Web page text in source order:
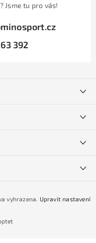
Jsme tu pro vás!
392
vyhrazena. Upravit nastavení